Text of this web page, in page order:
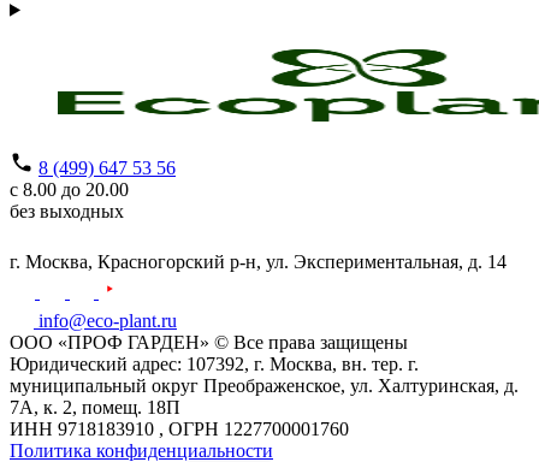
8 (499) 647 53 56
с 8.00 до 20.00
без выходных
г. Москва, Красногорский р-н, ул. Экспериментальная, д. 14
info@eco-plant.ru
ООО «ПРОФ ГАРДЕН» © Все права защищены
Юридический адрес: 107392, г. Москва, вн. тер. г.
муниципальный округ Преображенское, ул. Халтуринская, д.
7А, к. 2, помещ. 18П
ИНН 9718183910 , ОГРН 1227700001760
Политика конфиденциальности